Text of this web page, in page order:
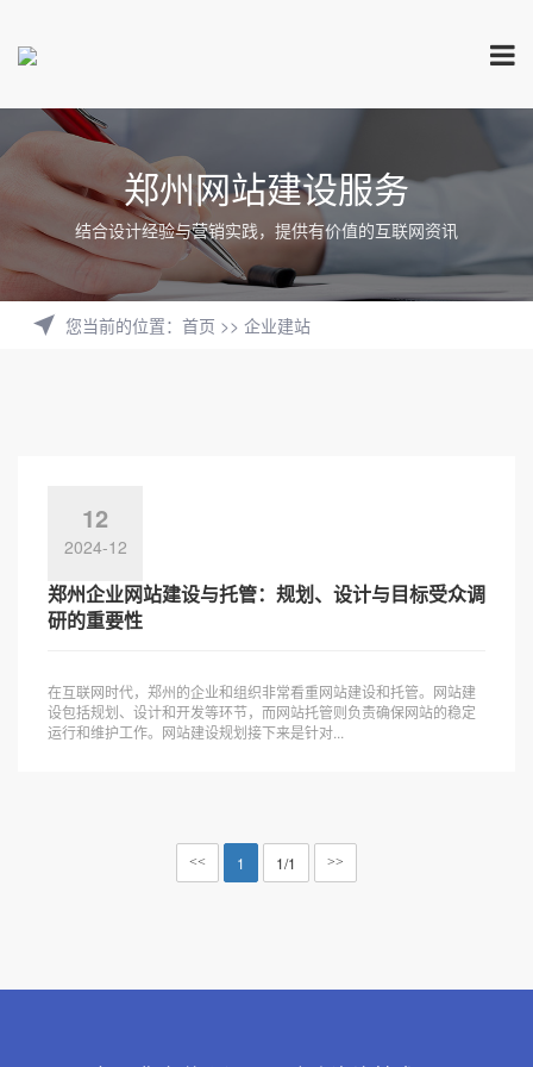
郑州网站建设服务
结合设计经验与营销实践，提供有价值的互联网资讯
您当前的位置： 首页 >> 企业建站
12
2024-12
郑州企业网站建设与托管：规划、设计与目标受众调
研的重要性
在互联网时代，郑州的企业和组织非常看重网站建设和托管。网站建
设包括规划、设计和开发等环节，而网站托管则负责确保网站的稳定
运行和维护工作。网站建设规划接下来是针对...
<< 1 1/1 >>